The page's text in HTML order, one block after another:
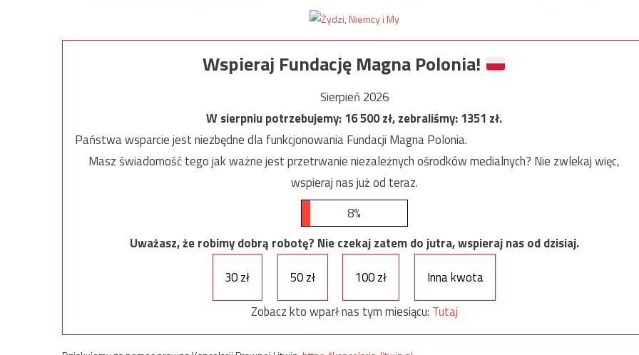
Wspieraj Fundację Magna Polonia!
Sierpień 2026
W sierpniu potrzebujemy:16 500zł, zebraliśmy:1351 zł.
Państwa wsparcie jest niezbędne dla funkcjonowania Fundacji Magna Polonia.
Masz świadomość tego jak ważne jest przetrwanie niezależnych ośrodków medialnych? Nie zwlekaj więc,
wspieraj nas już od teraz.
8%
Uważasz, że robimy dobrą robotę? Nie czekaj zatem do jutra, wspieraj nas od dzisiaj.
30 zł
50 zł 100 zł
Inna kwota
Zobacz kto wparł nas tym miesiącu: Tutaj